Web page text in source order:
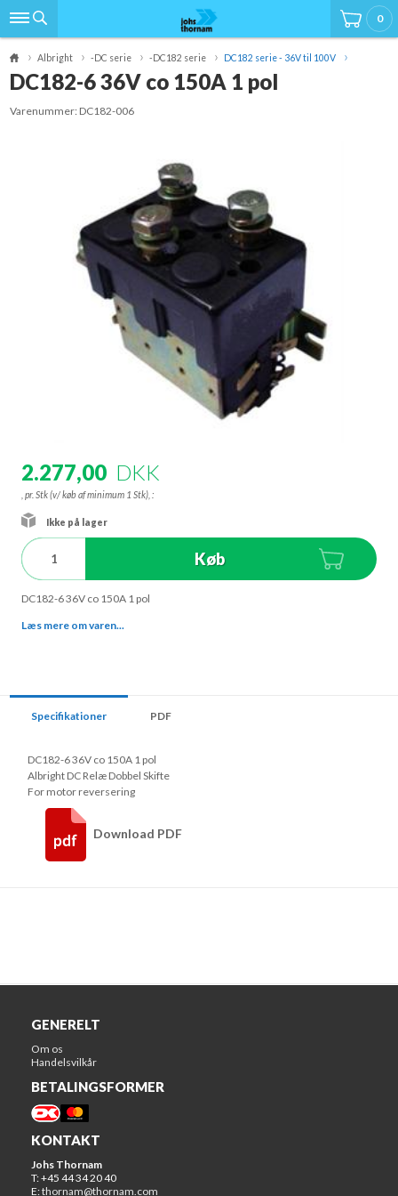
0
Albright -DC serie -DC182 serie DC182 serie - 36V til 100V
DC182-6 36V co 150A 1 pol
Varenummer: DC182-006
2.277,00 DKK
, pr. Stk (v/ køb af minimum 1 Stk), :
Ikke på lager
Køb
DC182-6 36V co 150A 1 pol
Læs mere om varen...
Specifikationer PDF
DC182-6 36V co 150A 1 pol
Albright DC Relæ Dobbel Skifte
For motor reversering
Download PDF
GENERELT
Om os
Handelsvilkår
BETALINGSFORMER
KONTAKT
Johs Thornam
T: +45 44 34 20 40
E:thornam@thornam.com